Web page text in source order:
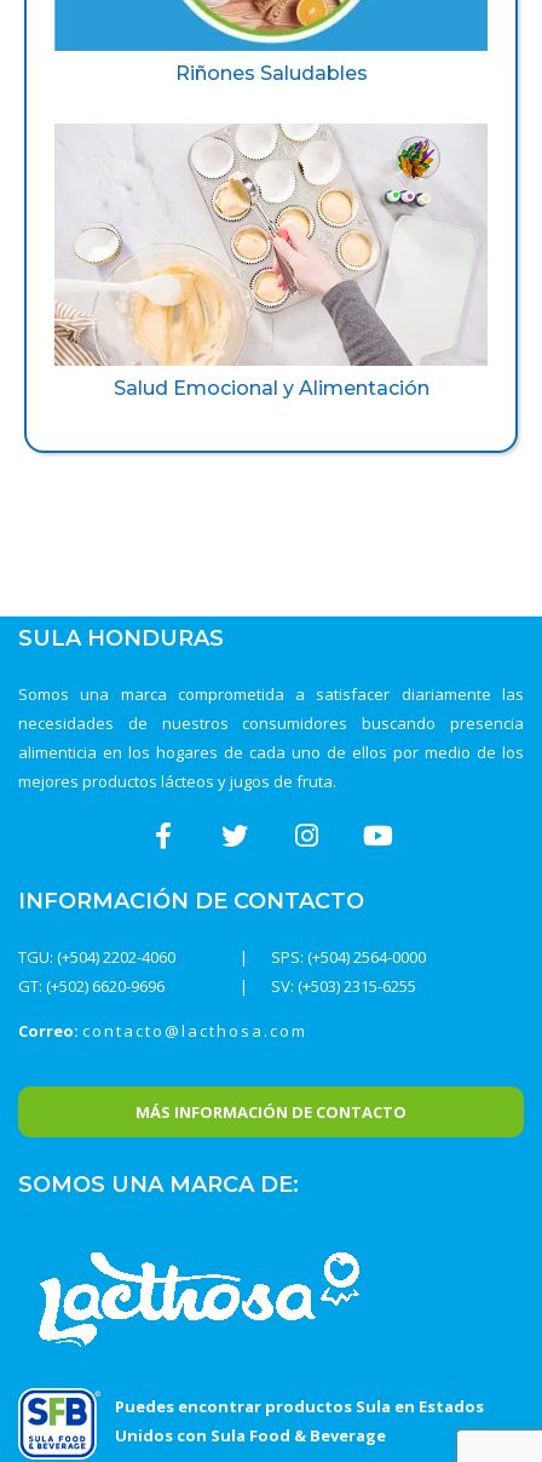
Riñones Saludables
Salud Emocional y Alimentación
SULA HONDURAS
Somos una marca comprometida a satisfacer diariamente las
necesidades de nuestros consumidores buscando presencia
alimenticia en los hogares de cada uno de ellos por medio de los
mejores productos lácteos y jugos de fruta.
INFORMACIÓN DE CONTACTO
TGU: (+504) 2202-4060
SPS: (+504) 2564-0000
SV: (+503) 2315-6255
GT: (+502) 6620-9696
Correo: contacto@lacthosa.com
MÁS INFORMACIÓN DE CONTACTO
SOMOS UNA MARCA DE:
Puedes encontrar productos Sula en Estados
Unidos con Sula Food & Beverage